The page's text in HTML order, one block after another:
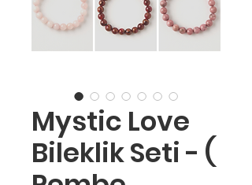
Mystic Love
Bileklik Seti - (